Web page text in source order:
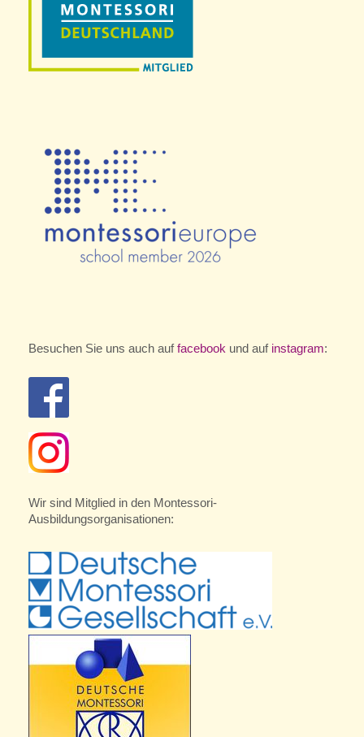
Besuchen Sie uns auch auffacebook und auf instagram:
Wir sind Mitglied in den Montessori-
Ausbildungsorganisationen: